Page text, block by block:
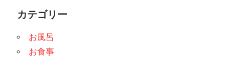
カテゴリー
お風呂
お食事